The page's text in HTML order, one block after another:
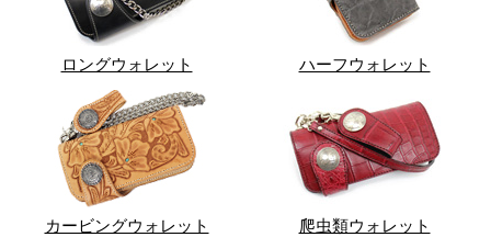
ロングウォレット ハーフウォレット
カービングウォレット 爬虫類ウォレット